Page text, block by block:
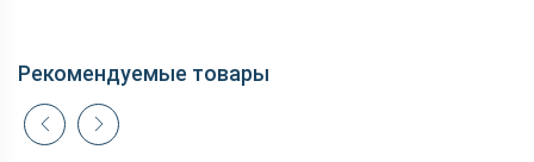
Рекомендуемые товары